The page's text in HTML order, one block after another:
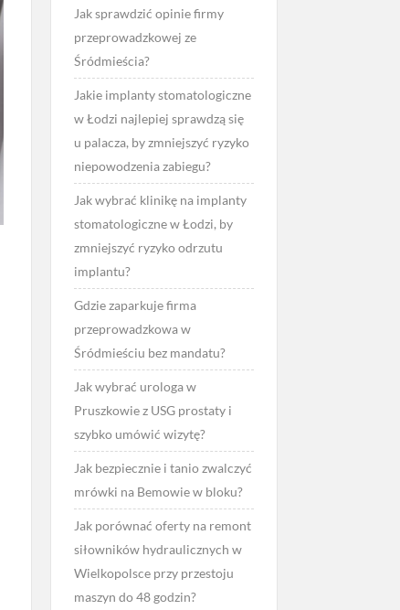
Jak sprawdzić opinie firmy
przeprowadzkowej ze
Śródmieścia?
Jakie implanty stomatologiczne
w Łodzi najlepiej sprawdzą się
u palacza, by zmniejszyć ryzyko
niepowodzenia zabiegu?
Jak wybrać klinikę na implanty
stomatologiczne w Łodzi, by
zmniejszyć ryzyko odrzutu
implantu?
Gdzie zaparkuje firma
przeprowadzkowa w
Śródmieściu bez mandatu?
Jak wybrać urologa w
Pruszkowie z USG prostaty i
szybko umówić wizytę?
Jak bezpiecznie i tanio zwalczyć
mrówki na Bemowie w bloku?
Jak porównać oferty na remont
siłowników hydraulicznych w
Wielkopolsce przy przestoju
maszyn do 48 godzin?